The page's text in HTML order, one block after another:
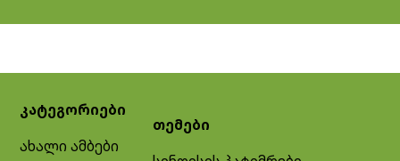
კატეგორიები
ახალი ამბები
თემები